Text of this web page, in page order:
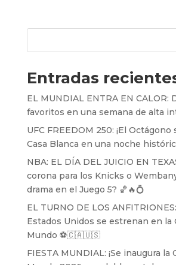
Entradas
EL MUNDIAL ENTRA EN CALOR:
favoritos en una semana de alta
UFC FREEDOM 250: ¡El Octágono
Casa Blanca en una noche
NBA: EL DÍA DEL JUICIO EN
corona para los Knicks o
drama en el Juego 5? 🏀🔥💍
EL TURNO DE LOS
Estados Unidos se estrenan en la
Mundo ⚽️🇨🇦🇺🇸
FIESTA MUNDIAL: ¡Se inaugura la